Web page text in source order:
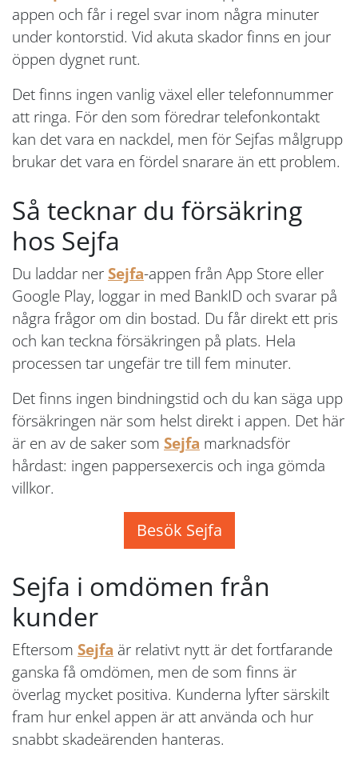
appen och får i regel svar inom några minuter
under kontorstid. Vid akuta skador finns en jour
öppen dygnet runt.
Det finns ingen vanlig växel eller telefonnummer
att ringa. För den som föredrar telefonkontakt
kan det vara en nackdel, men för Sejfas målgrupp
brukar det vara en fördel snarare än ett problem.
Så tecknar du försäkring
hos Sejfa
Du laddar ner Sejfa-appen från App Store eller
Google Play, loggar in med BankID och svarar på
några frågor om din bostad. Du får direkt ett pris
och kan teckna försäkringen på plats. Hela
processen tar ungefär tre till fem minuter.
Det finns ingen bindningstid och du kan säga upp
försäkringen när som helst direkt i appen. Det här
är en av de saker som Sejfa marknadsför
hårdast: ingen pappersexercis och inga gömda
villkor.
Besök Sejfa
Sejfa i omdömen från
kunder
Eftersom Sejfa är relativt nytt är det fortfarande
ganska få omdömen, men de som finns är
överlag mycket positiva. Kunderna lyfter särskilt
fram hur enkel appen är att använda och hur
snabbt skadeärenden hanteras.